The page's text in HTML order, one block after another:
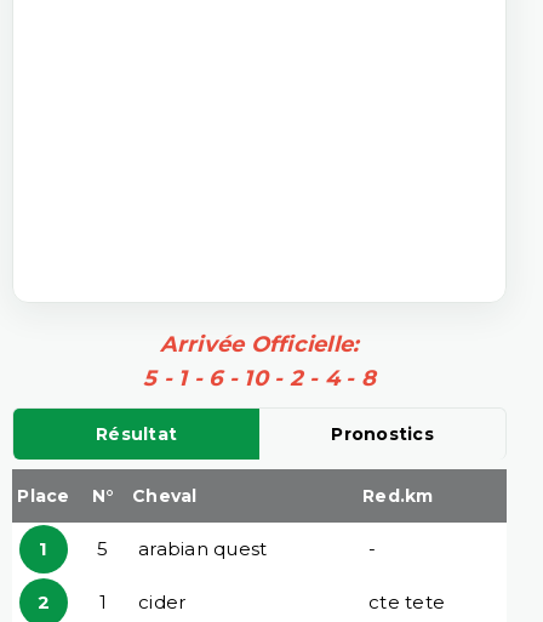
Arrivée Officielle:
5 - 1 - 6 - 10 - 2 - 4 - 8
Résultat Pronostics
Place N° Cheval Red.km
1 5 arabian quest -
2 1 cider cte tete